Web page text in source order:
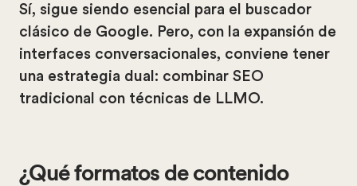
Sí, sigue siendo esencial para el buscador
clásico de Google. Pero, con la expansión de
interfaces conversacionales, conviene tener
una estrategia dual: combinar SEO
tradicional con técnicas de LLMO.
¿Qué formatos de contenido